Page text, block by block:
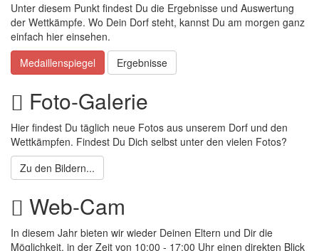
Unter diesem Punkt findest Du die Ergebnisse und Auswertung
der Wettkämpfe. Wo Dein Dorf steht, kannst Du am morgen ganz
einfach hier einsehen.
Medaillenspiegel
Ergebnisse
Foto-Galerie
Hier findest Du täglich neue Fotos aus unserem Dorf und den
Wettkämpfen. Findest Du Dich selbst unter den vielen Fotos?
Zu den Bildern...
Web-Cam
In diesem Jahr bieten wir wieder Deinen Eltern und Dir die
Möglichkeit, in der Zeit von 10:00 - 17:00 Uhr einen direkten Blick